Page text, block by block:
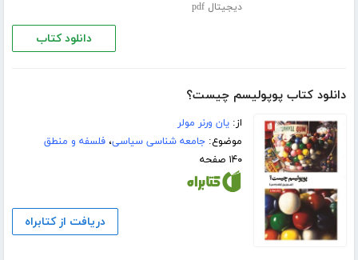
دیجیتال pdf
دانلود کتاب
دانلود کتاب پوپولیسم چیست؟
از:یان ورنر مولر
موضوع:جامعه شناسی سیاسی،فلسفه و منطق
۱۴۰ صفحه
دریافت از کتابراه